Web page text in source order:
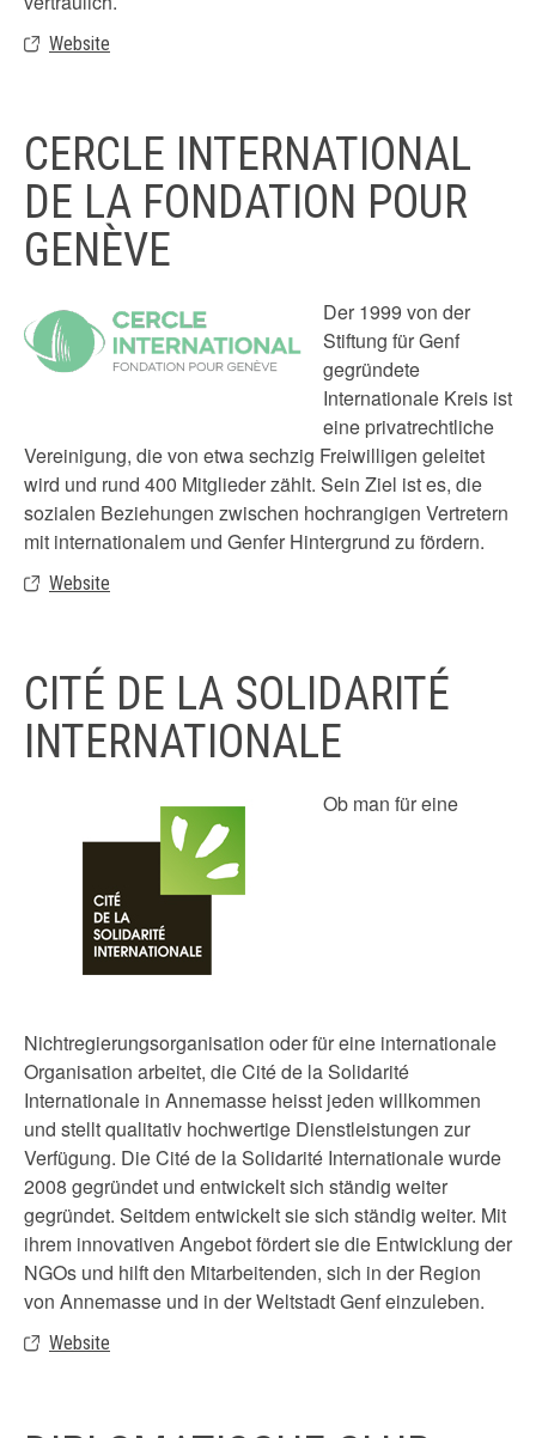
Website
CERCLE INTERNATIONAL
DE LA FONDATION POUR
GENÈVE
Der 1999 von der
Stiftung für Genf
gegründete
Internationale Kreis ist
eine privatrechtliche
Vereinigung, die von etwa sechzig Freiwilligen geleitet
wird und rund 400 Mitglieder zählt. Sein Ziel ist es, die
sozialen Beziehungen zwischen hochrangigen Vertretern
mit internationalem und Genfer Hintergrund zu fördern.
Website
CITÉ DE LA SOLIDARITÉ
INTERNATIONALE
Ob man für eine
Nichtregierungsorganisation oder für eine internationale
Organisation arbeitet, die Cité de la Solidarité
Internationale in Annemasse heisst jeden willkommen
und stellt qualitativ hochwertige Dienstleistungen zur
Verfügung. Die Cité de la Solidarité Internationale wurde
2008 gegründet und entwickelt sich ständig weiter
gegründet. Seitdem entwickelt sie sich ständig weiter. Mit
ihrem innovativen Angebot fördert sie die Entwicklung der
NGOs und hilft den Mitarbeitenden, sich in der Region
von Annemasse und in der Weltstadt Genf einzuleben.
Website